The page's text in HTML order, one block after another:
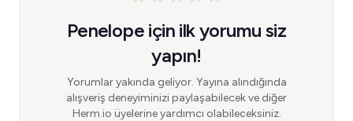
Penelope için ilk yorumu siz
yapın!
Yorumlar yakında geliyor. Yayına alındığında
alışveriş deneyiminizi paylaşabilecek ve diğer
Herm.io üyelerine yardımcı olabileceksiniz.